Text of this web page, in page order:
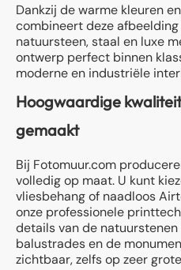
Dankzij de warme kleuren
combineert deze
natuursteen, staal en luxe
ontwerp perfect binnen
moderne en industriële
Hoogwaardige
gemaakt
Bij Fotomuur.com
volledig op maat. U kunt
vliesbehang of naadloos
onze professionele
details van de
balustrades en de
zichtbaar, zelfs op zeer